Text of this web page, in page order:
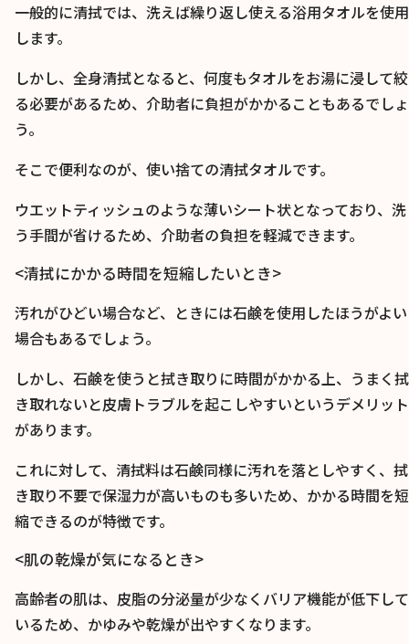
一般的に清拭では、洗えば繰り返し使える浴用タオルを使用
します。
しかし、全身清拭となると、何度もタオルをお湯に浸して絞
る必要があるため、介助者に負担がかかることもあるでしょ
う。
そこで便利なのが、使い捨ての清拭タオルです。
ウエットティッシュのような薄いシート状となっており、洗
う手間が省けるため、介助者の負担を軽減できます。
<清拭にかかる時間を短縮したいとき>
汚れがひどい場合など、ときには石鹸を使用したほうがよい
場合もあるでしょう。
しかし、石鹸を使うと拭き取りに時間がかかる上、うまく拭
き取れないと皮膚トラブルを起こしやすいというデメリット
があります。
これに対して、清拭料は石鹸同様に汚れを落としやすく、拭
き取り不要で保湿力が高いものも多いため、かかる時間を短
縮できるのが特徴です。
<肌の乾燥が気になるとき>
高齢者の肌は、皮脂の分泌量が少なくバリア機能が低下して
いるため、かゆみや乾燥が出やすくなります。